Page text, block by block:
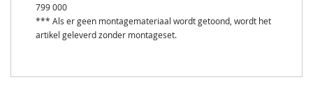
799 000
*** Als er geen montagemateriaal wordt getoond, wordt het
artikel geleverd zonder montageset.